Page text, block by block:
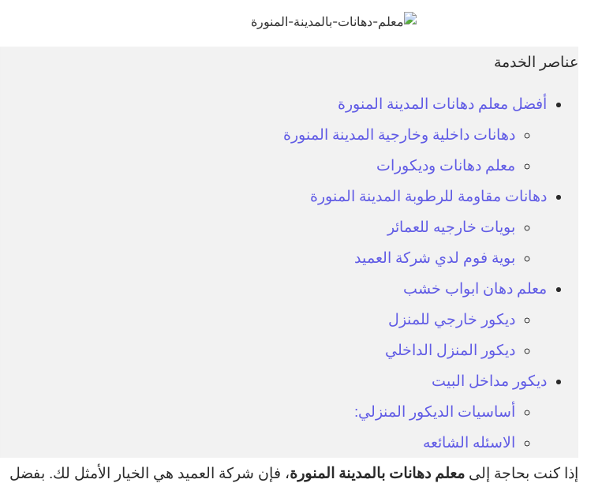
عناصر الخدمة
أفضل معلم دهانات المدينة المنورة
دهانات داخلية وخارجية المدينة المنورة
معلم دهانات وديكورات
دهانات مقاومة للرطوبة المدينة المنورة
بويات خارجيه للعمائر
بوية فوم لدي شركة العميد
معلم دهان ابواب خشب
ديكور خارجي للمنزل
ديكور المنزل الداخلي
ديكور مداخل البيت
أساسيات الديكور المنزلي:
الاسئله الشائعه
إذا كنت بحاجة إلى معلم دهانات بالمدينة المنورة، فإن شركة العميد هي الخيار الأمثل لك. بفضل